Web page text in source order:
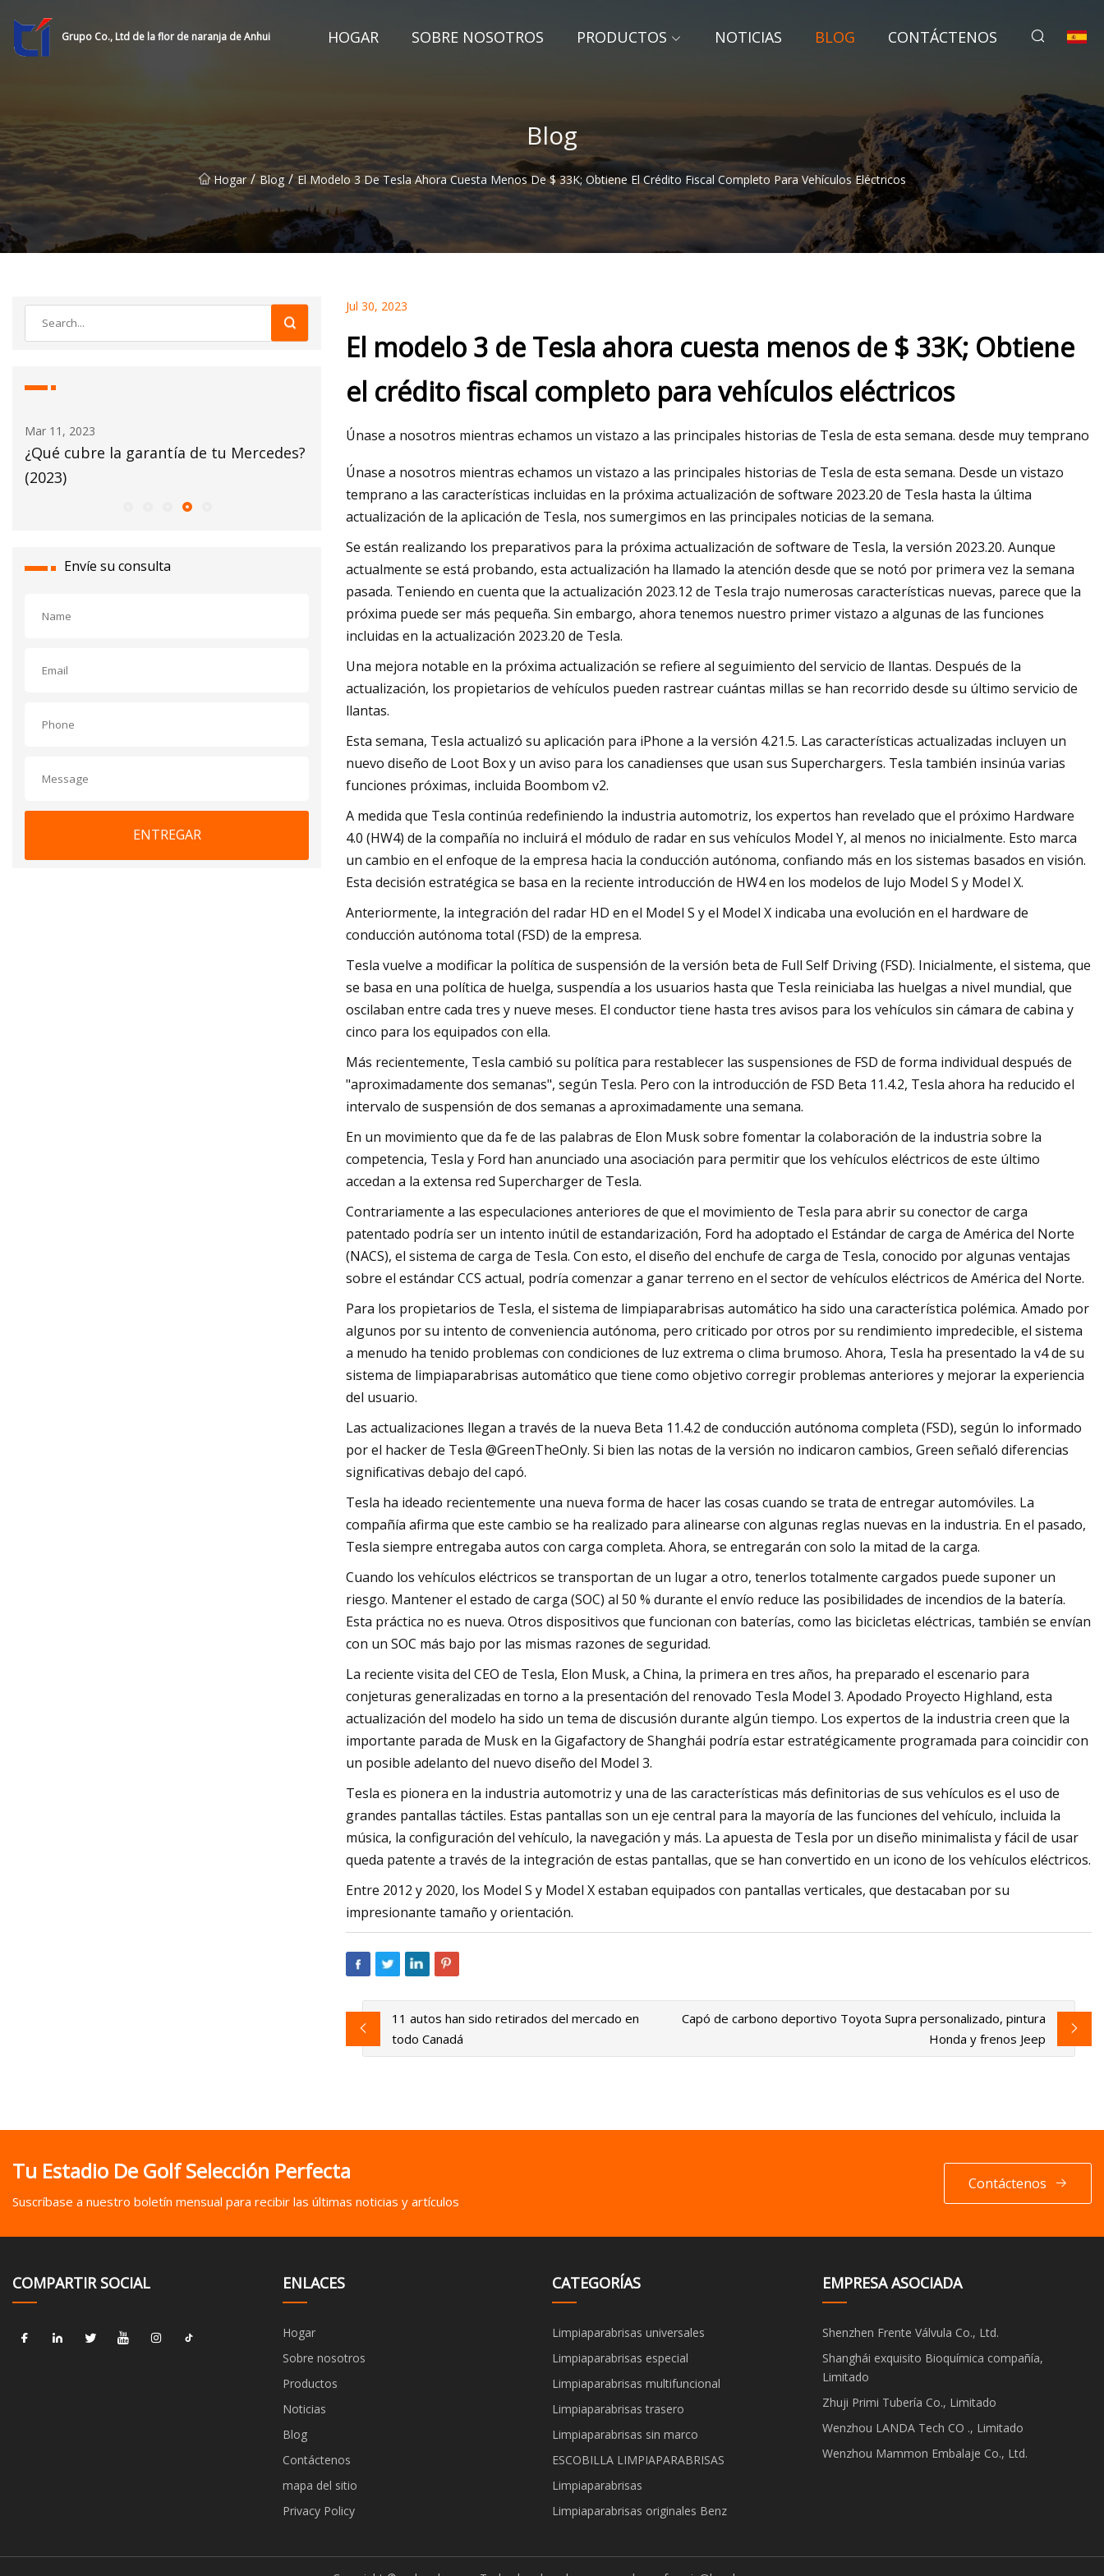
Grupo Co., Ltd de la flor de naranja de Anhui HOGAR SOBRE NOSOTROS PRODUCTOS NOTICIAS BLOG CONTÁCTENOS
Blog
Hogar / Blog / El Modelo 3 De Tesla Ahora Cuesta Menos De $ 33K; Obtiene El Crédito Fiscal Completo Para Vehículos Eléctricos
Mar 11, 2023
¿Qué cubre la garantía de tu Mercedes?
(2023)
Mar 13, 2023 Mar 05, 2023
Envíe su consulta
ENTREGAR
Jul 30, 2023
El modelo 3 de Tesla ahora cuesta menos de $ 33K; Obtiene
el crédito fiscal completo para vehículos eléctricos
Únase a nosotros mientras echamos un vistazo a las principales historias de Tesla de esta semana. desde muy temprano
Únase a nosotros mientras echamos un vistazo a las principales historias de Tesla de esta semana. Desde un vistazo
temprano a las características incluidas en la próxima actualización de software 2023.20 de Tesla hasta la última
actualización de la aplicación de Tesla, nos sumergimos en las principales noticias de la semana.
Se están realizando los preparativos para la próxima actualización de software de Tesla, la versión 2023.20. Aunque
actualmente se está probando, esta actualización ha llamado la atención desde que se notó por primera vez la semana
pasada. Teniendo en cuenta que la actualización 2023.12 de Tesla trajo numerosas características nuevas, parece que la
próxima puede ser más pequeña. Sin embargo, ahora tenemos nuestro primer vistazo a algunas de las funciones
incluidas en la actualización 2023.20 de Tesla.
Una mejora notable en la próxima actualización se refiere al seguimiento del servicio de llantas. Después de la
actualización, los propietarios de vehículos pueden rastrear cuántas millas se han recorrido desde su último servicio de
llantas.
Esta semana, Tesla actualizó su aplicación para iPhone a la versión 4.21.5. Las características actualizadas incluyen un
nuevo diseño de Loot Box y un aviso para los canadienses que usan sus Superchargers. Tesla también insinúa varias
funciones próximas, incluida Boombom v2.
A medida que Tesla continúa redefiniendo la industria automotriz, los expertos han revelado que el próximo Hardware
4.0 (HW4) de la compañía no incluirá el módulo de radar en sus vehículos Model Y, al menos no inicialmente. Esto marca
un cambio en el enfoque de la empresa hacia la conducción autónoma, confiando más en los sistemas basados ​​en visión.
Esta decisión estratégica se basa en la reciente introducción de HW4 en los modelos de lujo Model S y Model X.
Anteriormente, la integración del radar HD en el Model S y el Model X indicaba una evolución en el hardware de
conducción autónoma total (FSD) de la empresa.
Tesla vuelve a modificar la política de suspensión de la versión beta de Full Self Driving (FSD). Inicialmente, el sistema, que
se basa en una política de huelga, suspendía a los usuarios hasta que Tesla reiniciaba las huelgas a nivel mundial, que
oscilaban entre cada tres y nueve meses. El conductor tiene hasta tres avisos para los vehículos sin cámara de cabina y
cinco para los equipados con ella.
Más recientemente, Tesla cambió su política para restablecer las suspensiones de FSD de forma individual después de
"aproximadamente dos semanas", según Tesla. Pero con la introducción de FSD Beta 11.4.2, Tesla ahora ha reducido el
intervalo de suspensión de dos semanas a aproximadamente una semana.
En un movimiento que da fe de las palabras de Elon Musk sobre fomentar la colaboración de la industria sobre la
competencia, Tesla y Ford han anunciado una asociación para permitir que los vehículos eléctricos de este último
accedan a la extensa red Supercharger de Tesla.
Contrariamente a las especulaciones anteriores de que el movimiento de Tesla para abrir su conector de carga
patentado podría ser un intento inútil de estandarización, Ford ha adoptado el Estándar de carga de América del Norte
(NACS), el sistema de carga de Tesla. Con esto, el diseño del enchufe de carga de Tesla, conocido por algunas ventajas
sobre el estándar CCS actual, podría comenzar a ganar terreno en el sector de vehículos eléctricos de América del Norte.
Para los propietarios de Tesla, el sistema de limpiaparabrisas automático ha sido una característica polémica. Amado por
algunos por su intento de conveniencia autónoma, pero criticado por otros por su rendimiento impredecible, el sistema
a menudo ha tenido problemas con condiciones de luz extrema o clima brumoso. Ahora, Tesla ha presentado la v4 de su
sistema de limpiaparabrisas automático que tiene como objetivo corregir problemas anteriores y mejorar la experiencia
del usuario.
Las actualizaciones llegan a través de la nueva Beta 11.4.2 de conducción autónoma completa (FSD), según lo informado
por el hacker de Tesla @GreenTheOnly. Si bien las notas de la versión no indicaron cambios, Green señaló diferencias
significativas debajo del capó.
Tesla ha ideado recientemente una nueva forma de hacer las cosas cuando se trata de entregar automóviles. La
compañía afirma que este cambio se ha realizado para alinearse con algunas reglas nuevas en la industria. En el pasado,
Tesla siempre entregaba autos con carga completa. Ahora, se entregarán con solo la mitad de la carga.
Cuando los vehículos eléctricos se transportan de un lugar a otro, tenerlos totalmente cargados puede suponer un
riesgo. Mantener el estado de carga (SOC) al 50 % durante el envío reduce las posibilidades de incendios de la batería.
Esta práctica no es nueva. Otros dispositivos que funcionan con baterías, como las bicicletas eléctricas, también se envían
con un SOC más bajo por las mismas razones de seguridad.
La reciente visita del CEO de Tesla, Elon Musk, a China, la primera en tres años, ha preparado el escenario para
conjeturas generalizadas en torno a la presentación del renovado Tesla Model 3. Apodado Proyecto Highland, esta
actualización del modelo ha sido un tema de discusión durante algún tiempo. Los expertos de la industria creen que la
importante parada de Musk en la Gigafactory de Shanghái podría estar estratégicamente programada para coincidir con
un posible adelanto del nuevo diseño del Model 3.
Tesla es pionera en la industria automotriz y una de las características más definitorias de sus vehículos es el uso de
grandes pantallas táctiles. Estas pantallas son un eje central para la mayoría de las funciones del vehículo, incluida la
música, la configuración del vehículo, la navegación y más. La apuesta de Tesla por un diseño minimalista y fácil de usar
queda patente a través de la integración de estas pantallas, que se han convertido en un icono de los vehículos eléctricos.
Entre 2012 y 2020, los Model S y Model X estaban equipados con pantallas verticales, que destacaban por su
impresionante tamaño y orientación.
11 autos han sido retirados del mercado en
todo Canadá
Capó de carbono deportivo Toyota Supra personalizado, pintura
Honda y frenos Jeep
Tu Estadio De Golf Selección Perfecta
Suscríbase a nuestro boletín mensual para recibir las últimas noticias y artículos
Contáctenos
COMPARTIR SOCIAL ENLACES
Hogar
Sobre nosotros
Productos
Noticias
Blog
Contáctenos
mapa del sitio
Privacy Policy
CATEGORÍAS
Limpiaparabrisas universales
Limpiaparabrisas especial
Limpiaparabrisas multifuncional
Limpiaparabrisas trasero
Limpiaparabrisas sin marco
ESCOBILLA LIMPIAPARABRISAS
Limpiaparabrisas
Limpiaparabrisas originales Benz
EMPRESA ASOCIADA
Shenzhen Frente Válvula Co., Ltd.
Shanghái exquisito Bioquímica compañía,
Limitado
Zhuji Primi Tubería Co., Limitado
Wenzhou LANDA Tech CO ., Limitado
Wenzhou Mammon Embalaje Co., Ltd.